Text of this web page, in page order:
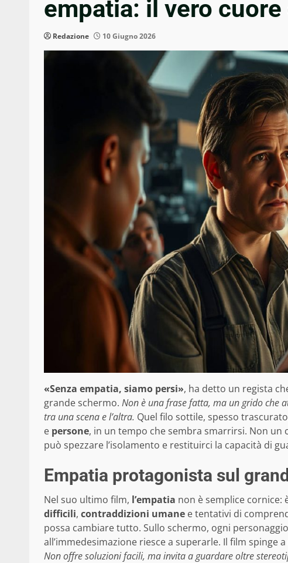
empatia: il vero
Redazione 10 Giugno 2026
«Senza empatia, siamo persi», ha detto un regista
grande schermo. Non è una frase fatta, ma un grido che
tra una scena e l’altra. Quel filo sottile, spesso
e persone, in un tempo che sembra smarrirsi. Non un
può spezzare l’isolamento e restituirci la capacità di
Empatia protagonista sul
Nel suo ultimo film, l’empatia non è semplice cornice:
difficili, contraddizioni umane e tentativi di
possa cambiare tutto. Sullo schermo, ogni
all’immedesimazione riesce a superarle. Il film
Non offre soluzioni facili, ma invita a guardare oltre